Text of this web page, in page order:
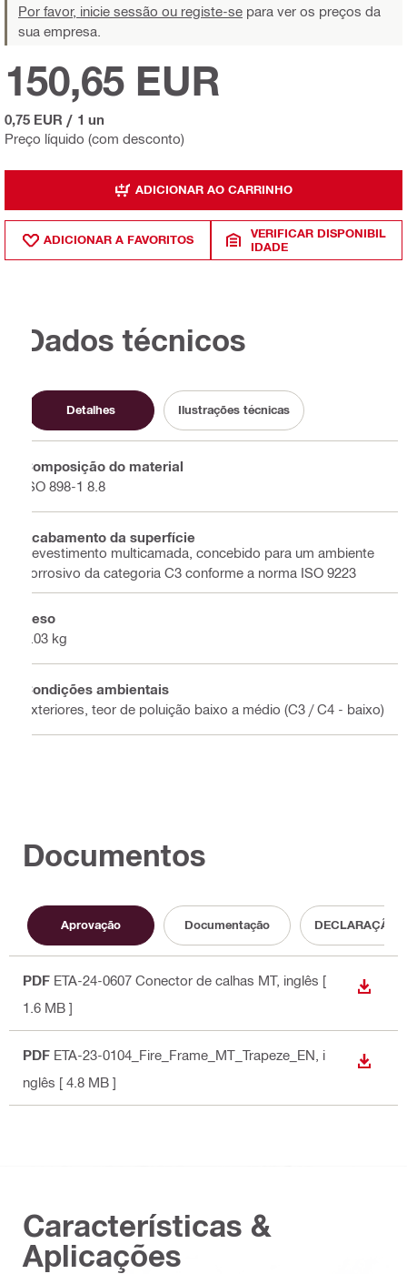
Por favor, inicie sessão ou registe-se para ver os preços da
sua empresa.
Preço líquido (com desconto)
150,65 EUR
0,75 EUR / 1 un
ADICIONAR AO CARRINHO
ADICIONAR A FAVORITOS
VERIFICAR DISPONIBIL
IDADE
Dados técnicos
Detalhes Ilustrações técnicas
Composição do material
ISO 898-1 8.8
Acabamento da superfície
Revestimento multicamada, concebido para um ambiente
corrosivo da categoria C3 conforme a norma ISO 9223
Peso
0.03 kg
Condições ambientais
Exteriores, teor de poluição baixo a médio (C3 / C4 - baixo)
Documentos
Aprovação Documentação DECLARAÇÃO
PDF ETA-24-0607 Conector de calhas MT, inglês [
1.6 MB ]
PDF ETA-23-0104_Fire_Frame_MT_Trapeze_EN , i
nglês [ 4.8 MB ]
Características &
Aplicações